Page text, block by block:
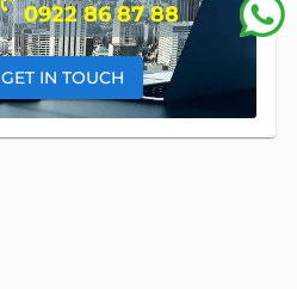
0922 86 87 88
GET IN TOUCH